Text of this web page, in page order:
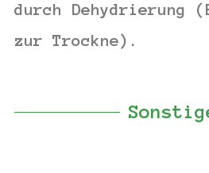
durch Dehydrierung
zur Trockne).